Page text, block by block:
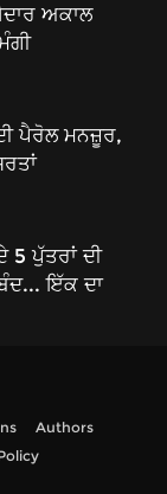
ਅਕਾਲ
ਪੈਰੋਲ ਮਨਜ਼ੂਰ,
ਪੁੱਤਰਾਂ ਦੀ
ਇੱਕ ਦਾ
Authors